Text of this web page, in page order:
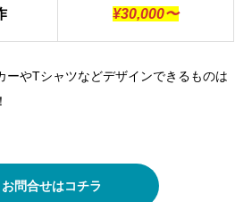
¥30,000〜
ーやTシャツなどデザインできるものは
お問合せはコチラ